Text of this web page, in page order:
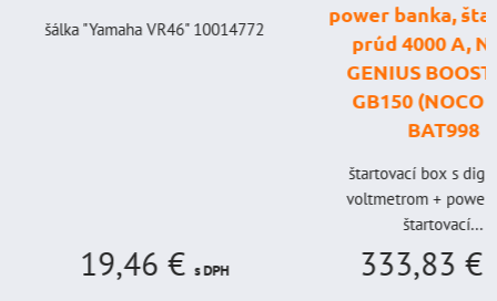
šálka "Yamaha VR46" 10014772
19,46 € s DPH
power banka,
prúd 4000 A,
GENIUS BOOST
GB150 (NOCO
BAT998
štartovací box s
voltmetrom + power
štartovací...
333,83 €